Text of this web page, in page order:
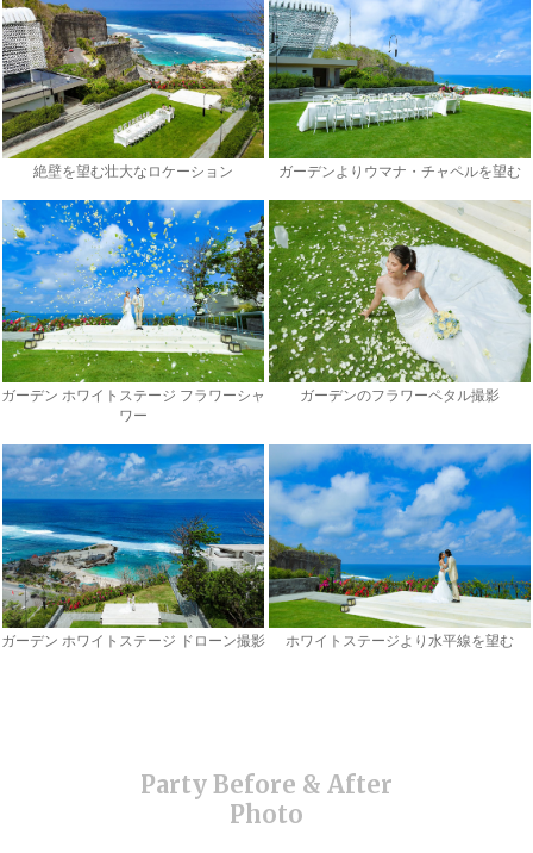
絶壁を望む壮大なロケーション ガーデンよりウマナ・チャペルを望む
ガーデン ホワイトステージ フラワーシャ
ワー
ガーデンのフラワーペタル撮影
ガーデン ホワイトステージ ドローン撮影 ホワイトステージより水平線を望む